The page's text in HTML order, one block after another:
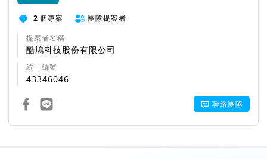
直到智慧音樂盒的第一代產品(Muro Box-N20)誕生，其專利機
芯設計突破了過去傳統音樂盒的機構限制，讓機械式音樂盒不再
只演奏單曲的精華片段。在台美日韓群募超過1600萬元，已經
成功出貨全球 50 國！
搭配Muro Box專屬 APP，找歌、編輯清單、創作新歌傳送到音
樂盒現場演奏，終於能實現你用音樂盒演奏完整自選曲目的夢
想！
2 個專案
團隊提案者
提案者名稱
酷鳩科技股份有限公司
統一編號
43346046
聯絡團隊